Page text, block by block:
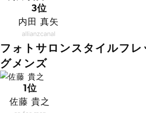
3位
内田 真矢
allianzcanal
フォトサロンスタイルフレ
グメンズ
1位
佐藤 貴之